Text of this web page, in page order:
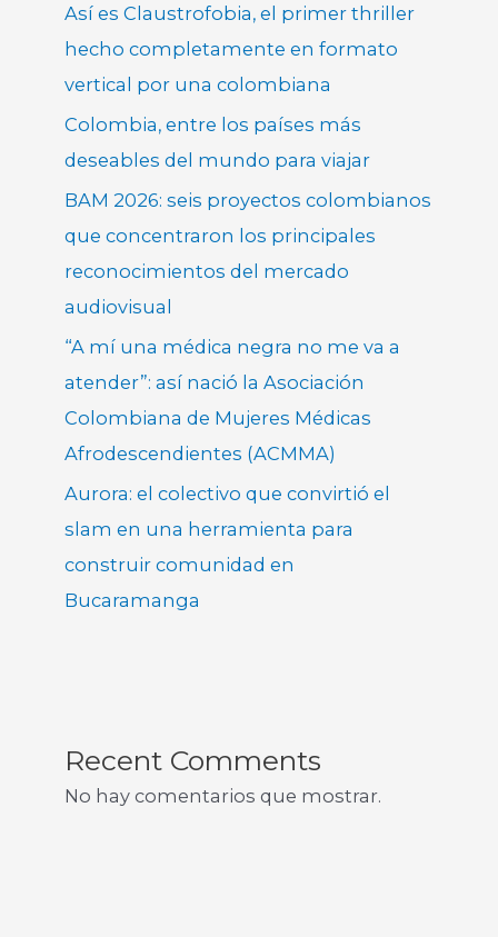
Así es Claustrofobia, el primer thriller
hecho completamente en formato
vertical por una colombiana
Colombia, entre los países más
deseables del mundo para viajar
BAM 2026: seis proyectos colombianos
que concentraron los principales
reconocimientos del mercado
audiovisual
“A mí una médica negra no me va a
atender”: así nació la Asociación
Colombiana de Mujeres Médicas
Afrodescendientes (ACMMA)
Aurora: el colectivo que convirtió el
slam en una herramienta para
construir comunidad en
Bucaramanga
Recent Comments
No hay comentarios que mostrar.